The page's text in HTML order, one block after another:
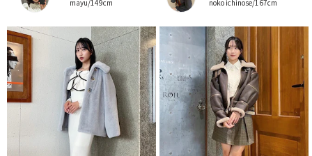
mayu/149cm
noko ichinose/167cm